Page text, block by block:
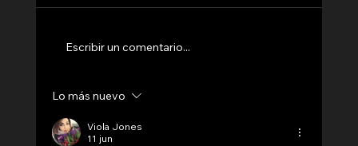
Escribir un comentario...
Lo más nuevo
Viola Jones
11 jun